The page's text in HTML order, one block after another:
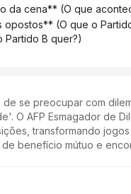
da cena** (O que
Partido B quer?)
de se preocupar com
O AFP Esmagador de
transformando jogos
de benefício mútuo e